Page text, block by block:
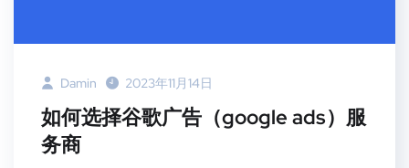
Damin 2023年11月14日
如何选择谷歌广告（google ads）服
务商